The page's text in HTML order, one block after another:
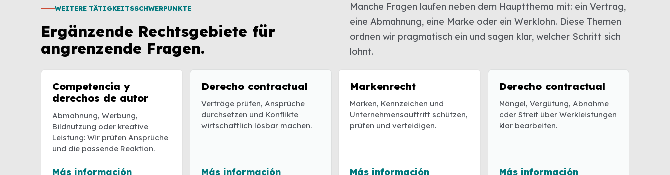
WEITERE TÄTIGKEITSSCHWERPUNKTE
Ergänzende Rechtsgebiete für
angrenzende Fragen.
Manche Fragen laufen neben dem Hauptthema mit: ein Vertrag,
eine Abmahnung, eine Marke oder ein Werklohn. Diese Themen
ordnen wir pragmatisch ein und sagen klar, welcher Schritt sich
lohnt.
Competencia y
derechos de autor
Abmahnung, Werbung,
Bildnutzung oder kreative
Leistung: Wir prüfen Ansprüche
und die passende Reaktion.
Más información
Derecho contractual
Verträge prüfen, Ansprüche
durchsetzen und Konflikte
wirtschaftlich lösbar machen.
Más información
Markenrecht
Marken, Kennzeichen und
Unternehmensauftritt schützen,
prüfen und verteidigen.
Más información
Derecho contractual
Mängel, Vergütung, Abnahme
oder Streit über Werkleistungen
klar bearbeiten.
Más información